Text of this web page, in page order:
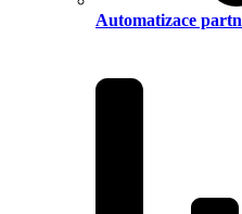
Automatizace